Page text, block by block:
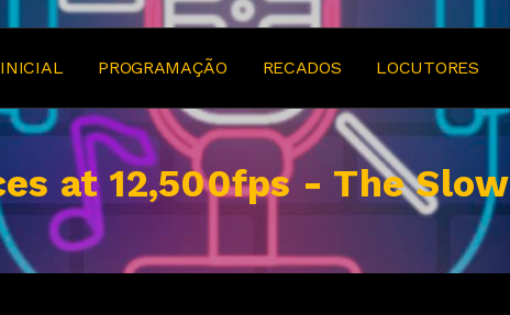
PROGRAMAÇÃO RECADOS LOCUTORES
at 12,500fps - The Slow